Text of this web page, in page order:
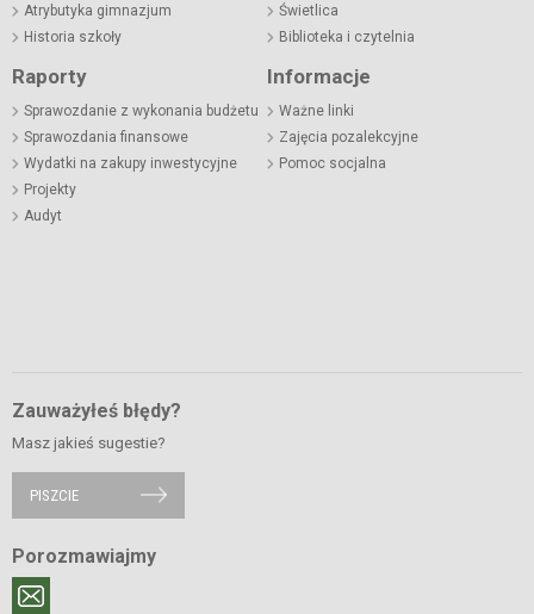
Atrybutyka gimnazjum
Historia szkoły
Świetlica
Biblioteka i czytelnia
Raporty
Sprawozdanie z wykonania budżetu
Sprawozdania finansowe
Wydatki na zakupy inwestycyjne
Projekty
Audyt
Informacje
Ważne linki
Zajęcia pozalekcyjne
Pomoc socjalna
Zauważyłeś błędy?
Masz jakieś sugestie?
PISZCIE
Porozmawiajmy